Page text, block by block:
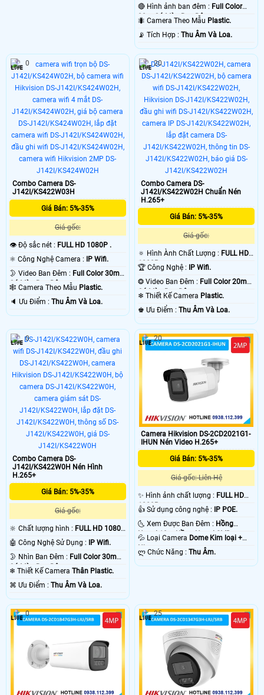
🔴 Hình ảnh ban đêm : Full Color
30m Có Màu Ban Ðêm.
🐜 Camera Theo Mẫu Plastic.
️📡 Tích Hợp :Thu Âm Và Loa.
Combo Camera DS-
J142I/KS422W03H
Giá Bán: 5%-35%
Giá gốc:
👁 Độ sắc nét : FULL HD 1080P .
⚛️ Công Nghệ Camera : IP Wifi.
🌛 Video Ban Đêm : Full Color 30m
Có Màu Ban Ðêm.
🕸️ Camera Theo Mẫu Plastic.
️🔈 Ưu Điểm : Thu Âm Và Loa.
0
Combo Camera DS-
J142I/KS422W02H Chuẩn Nén
H.265+
Giá Bán: 5%-35%
Giá gốc:
🔅 Hình Ành Chất Lượng : FULL HD
1080P .
🏆 Công Nghệ : IP Wifi.
❂ Video Ban Đêm : Full Color 20m
Có Màu Ban Ðêm.
❄ Thiết Kế Camera Plastic.
️♚ Ưu Điểm :Thu Âm Và Loa.
20
Combo Camera DS-
J142I/KS422W0H Nén Hình
H.265+
Giá Bán: 5%-35%
Giá gốc:
🔆 Chất lượng hình : FULL HD 1080P
🤖️ Công Nghệ Sử Dụng : IP Wifi.
🌛 Nhìn Ban Đêm : Full Color 30m
Có Màu Ban Ðêm.
❄ Thiết Kế Camera Thân Plastic.
️⌘ Ưu Điểm : Thu Âm Và Loa.
0
Camera Hikvision DS-2CD2021G1-
IHUN Nén Video H.265+
Giá Bán: 5%-35%
Giá gốc: Liên Hệ
✨ Hình ảnh chất lượng : FULL HD
1080P .
👍 Sử dụng công nghệ : IP POE.
🌜 Xem Được Ban Đêm : Hồng
Ngoại 10m Hồng Ngoại SMD.
💦 Loại Camera Dome Kim loại +
Nhựa.
️ლ Chức Năng :Thu Âm.
20
0 25